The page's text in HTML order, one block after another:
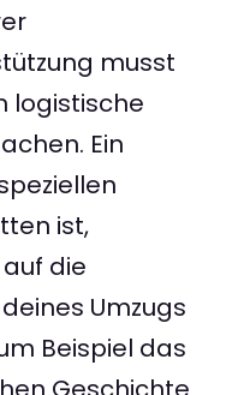
musst
logistische
Ein
ist,
die
Umzugs
Beispiel das